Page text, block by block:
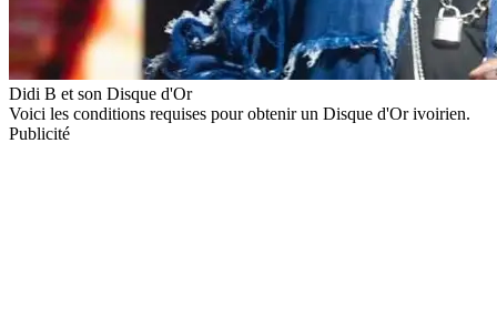
Didi B et son Disque d'Or
Voici les conditions requises pour obtenir un Disque d'Or ivoirien.
Publicité